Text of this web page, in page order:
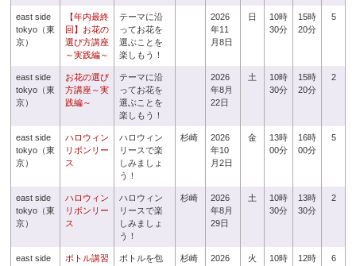
east side
tokyo（東
京）
【年内最終
回】お花の
選び方講座
～実践編～
テーマに沿
ってお花を
選ぶことを
楽しもう！
2026
年11
月8日
日
10時
30分
15時
20分
5
east side
tokyo（東
京）
お花の選び
方講座～実
践編～
テーマに沿
ってお花を
選ぶことを
楽しもう！
2026
年8月
22日
土
10時
30分
15時
20分
2
east side
tokyo（東
京）
ハロウィン
リボンリー
ス
ハロウィン
リースで楽
しみましょ
う！
杉崎
2026
年10
月2日
金
13時
00分
16時
00分
5
east side
tokyo（東
京）
ハロウィン
リボンリー
ス
ハロウィン
リースで楽
しみましょ
う！
杉崎
2026
年8月
29日
土
10時
30分
13時
30分
2
east side
ボトル講習
ボトルを包
杉崎
2026
火
10時
12時
6